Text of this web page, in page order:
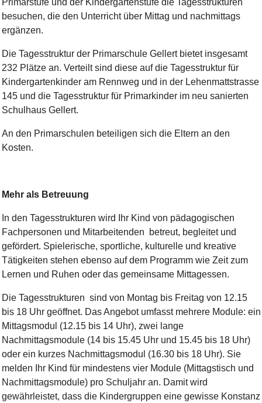
Primarstufe und der Kindergartenstufe die Tagesstrukturen
besuchen, die den Unterricht über Mittag und nachmittags
ergänzen.
Die Tagesstruktur der Primarschule Gellert bietet insgesamt
232 Plätze an. Verteilt sind diese auf die Tagesstruktur für
Kindergartenkinder am Rennweg und in der Lehenmattstrasse
145 und die Tagesstruktur für Primarkinder im neu sanierten
Schulhaus Gellert.
An den Primarschulen beteiligen sich die Eltern an den
Kosten.
Mehr als Betreuung
In den Tagesstrukturen wird Ihr Kind von pädagogischen
Fachpersonen und Mitarbeitenden betreut, begleitet und
gefördert. Spielerische, sportliche, kulturelle und kreative
Tätigkeiten stehen ebenso auf dem Programm wie Zeit zum
Lernen und Ruhen oder das gemeinsame Mittagessen.
Die Tagesstrukturen sind von Montag bis Freitag von 12.15
bis 18 Uhr geöffnet. Das Angebot umfasst mehrere Module: ein
Mittagsmodul (12.15 bis 14 Uhr), zwei lange
Nachmittagsmodule (14 bis 15.45 Uhr und 15.45 bis 18 Uhr)
oder ein kurzes Nachmittagsmodul (16.30 bis 18 Uhr). Sie
melden Ihr Kind für mindestens vier Module (Mittagstisch und
Nachmittagsmodule) pro Schuljahr an. Damit wird
gewährleistet, dass die Kindergruppen eine gewisse Konstanz